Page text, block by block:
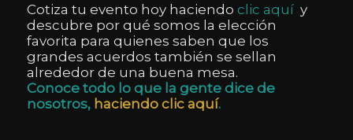
Cotiza tu evento hoy haciendo clic aquíy
descubre por qué somos la elección
favorita para quienes saben que los
grandes acuerdos también se sellan
alrededor de una buena mesa.
Conoce todo lo que la gente dice de
nosotros, haciendo clic aquí.